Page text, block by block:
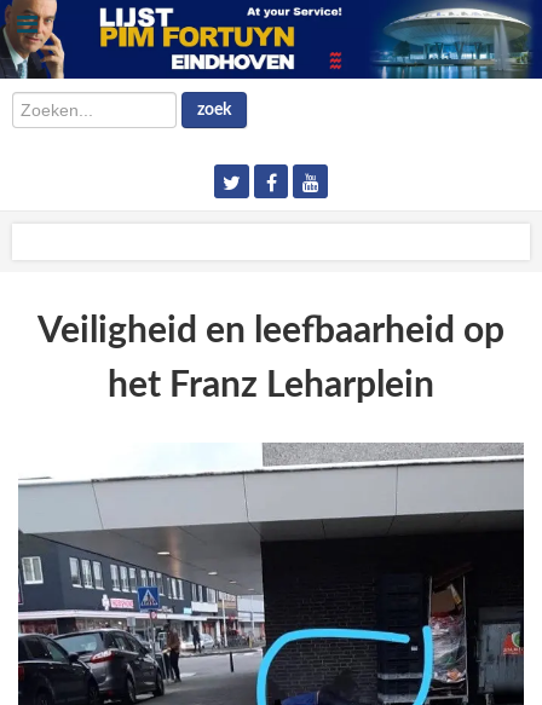
Zoeken... zoek
Veiligheid en leefbaarheid op
het Franz Leharplein